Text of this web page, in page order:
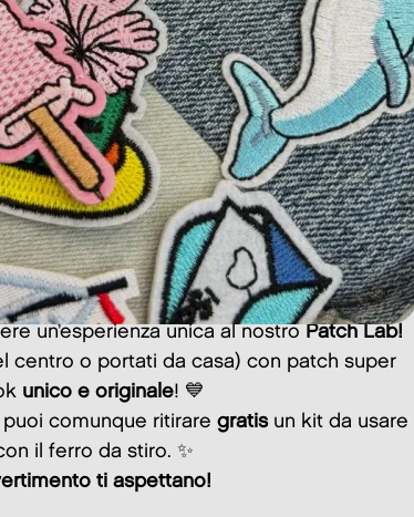
un’esperienza unica al nostro Patch Lab!
centro o portati da casa) con patch super
unico e originale! 💙
comunque ritirare gratisun kit da usare
il ferro da stiro. ✨
ti aspettano!